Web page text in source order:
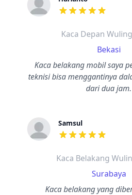
dari ulasan adalah
Kaca Depan
Bekasi
Kaca belakang mobil saya
teknisi bisa menggantinya
dari dua jam.
Samsul
dari ulasan adalah
Kaca Belakang
Surabaya
Kaca belakang yang